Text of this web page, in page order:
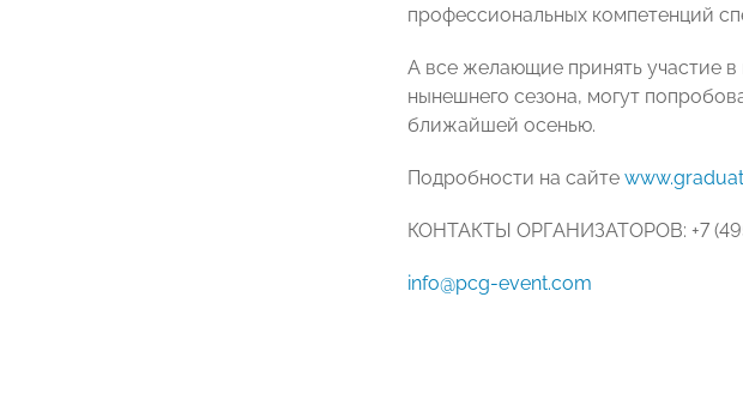
профессиональных компетенций
А все желающие принять участие в
нынешнего сезона, могут
ближайшей осенью.
Подробности на сайте
КОНТАКТЫ ОРГАНИЗАТОРОВ: +7
info@pcg-event.com